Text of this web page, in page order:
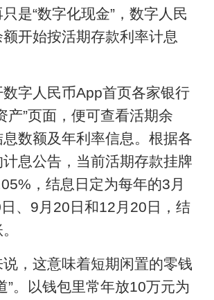
是“数字化现金”，数字人民
开始按活期存款利率计息
字人民币App首页各家银行
产”页面，便可查看活期余
数额及年利率信息。根据各
息公告，当前活期存款挂牌
，结息日定为每年的3月
、9月20日和12月20日，结
，这意味着短期闲置的零钱
”。以钱包里常年放10万元为